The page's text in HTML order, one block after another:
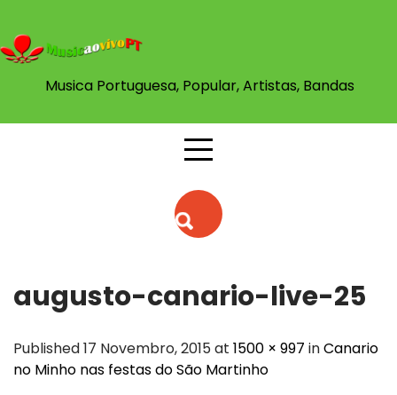
content
Musica Portuguesa, Popular, Artistas, Bandas
augusto-canario-live-25
Published 17 Novembro, 2015 at 1500 × 997 inCanario
no Minho nas festas do São Martinho